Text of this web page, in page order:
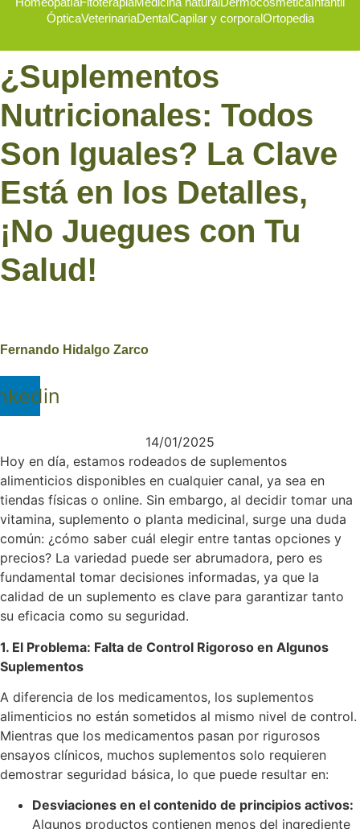
ÓpticaVeterinariaDentalCapilar y corporalOrtopedia
¿Suplementos
Nutricionales: Todos
Son Iguales? La Clave
Está en los Detalles,
¡No Juegues con Tu
Salud!
Fernando Hidalgo Zarco
14/01/2025
Hoy en día, estamos rodeados de suplementos
alimenticios disponibles en cualquier canal, ya sea en
tiendas físicas o online. Sin embargo, al decidir tomar una
vitamina, suplemento o planta medicinal, surge una duda
común: ¿cómo saber cuál elegir entre tantas opciones y
precios? La variedad puede ser abrumadora, pero es
fundamental tomar decisiones informadas, ya que la
calidad de un suplemento es clave para garantizar tanto
su eficacia como su seguridad.
1. El Problema: Falta de Control Rigoroso en Algunos
Suplementos
A diferencia de los medicamentos, los suplementos
alimenticios no están sometidos al mismo nivel de control.
Mientras que los medicamentos pasan por rigurosos
ensayos clínicos, muchos suplementos solo requieren
demostrar seguridad básica, lo que puede resultar en:
Desviaciones en el contenido de principios activos:
Algunos productos contienen menos del ingrediente